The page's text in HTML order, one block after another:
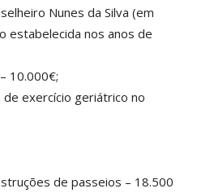
Nunes da Silva (em
estabelecida nos anos de
10.000€;
exercício geriátrico no
de passeios – 18.500